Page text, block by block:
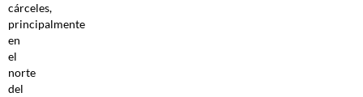
cárceles,
principalmente
en
el
norte
del